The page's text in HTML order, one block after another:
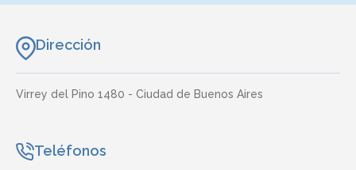
Dirección
Virrey del Pino 1480 - Ciudad de Buenos Aires
Teléfonos